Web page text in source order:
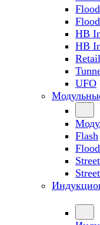
HB
HB
UFO
Flash
Flood
Street